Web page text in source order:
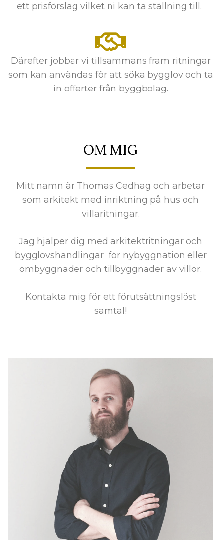
ett prisförslag vilket ni kan ta ställning till.
Därefter jobbar vi tillsammans fram ritningar
som kan användas för att söka bygglov och ta
in offerter från byggbolag.
OM MIG
Mitt namn är Thomas Cedhag och arbetar
som arkitekt med inriktning på hus och
villaritningar.
Jag hjälper dig med arkitektritningar och
bygglovshandlingar för nybyggnation eller
ombyggnader och tillbyggnader av villor.
Kontakta mig för ett förutsättningslöst
samtal!